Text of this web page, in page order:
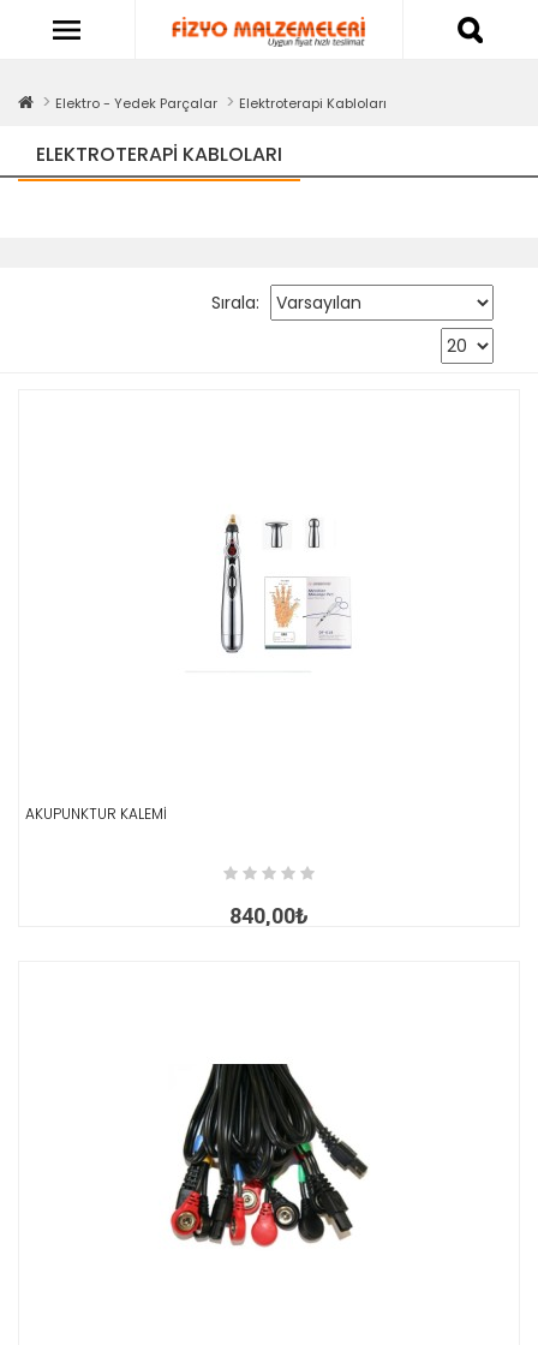
Elektro - Yedek Parçalar Elektroterapi Kabloları
ELEKTROTERAPI KABLOLARI
Sırala:
AKUPUNKTUR KALEMİ
840,00₺